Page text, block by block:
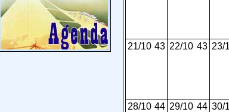
21/10 43 22/10 43 23/
28/10 44 29/10 44 30/